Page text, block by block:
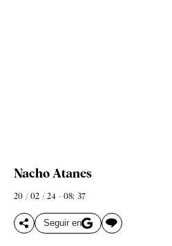
Nacho Atanes
20 / 02 / 24 - 08: 37
Seguir en